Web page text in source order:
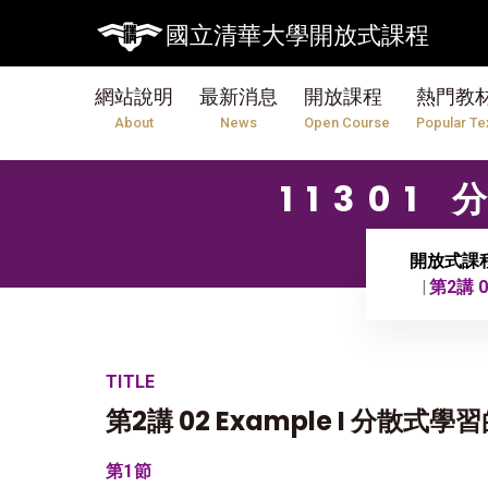
國立清華大學開放式課程
網站說明
About
最新消息
News
開放課程
Open Course
熱門教
Popular
11301
開放式課
第2講
TITLE
第2講 02 Example I 分散式學
第1節